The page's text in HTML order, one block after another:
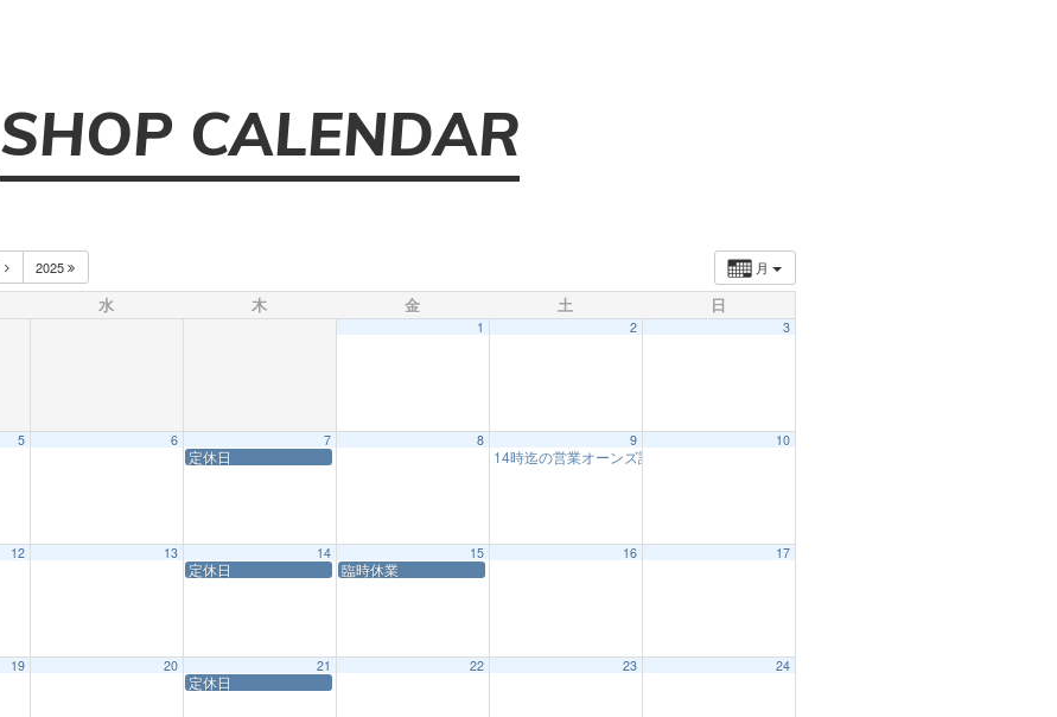
SHOP CALENDAR
月
2025
水 木 金 土 日
1 2 3
5 6 7
定休日
8 9
14時迄の営業オーンズ試乗会16時から
10
12 13 14
定休日
15
臨時休業
16 17
19 20 21
定休日
22 23 24